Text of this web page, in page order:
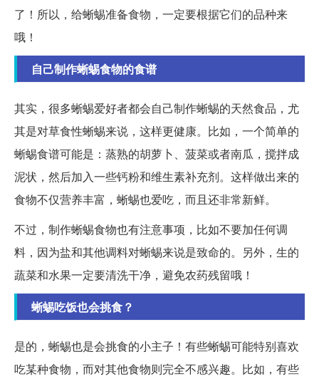
了！所以，给蜥蜴准备食物，一定要根据它们的品种来
哦！
自己制作蜥蜴食物的食谱
其实，很多蜥蜴爱好者都会自己制作蜥蜴的天然食品，尤
其是对草食性蜥蜴来说，这样更健康。比如，一个简单的
蜥蜴食谱可能是：蒸熟的胡萝卜、菠菜或者南瓜，搅拌成
泥状，然后加入一些钙粉和维生素补充剂。这样做出来的
食物不仅营养丰富，蜥蜴也爱吃，而且还非常新鲜。
不过，制作蜥蜴食物也有注意事项，比如不要加任何调
料，因为盐和其他调料对蜥蜴来说是致命的。另外，生的
蔬菜和水果一定要清洗干净，避免农药残留哦！
蜥蜴吃饭也会挑食？
是的，蜥蜴也是会挑食的小主子！有些蜥蜴可能特别喜欢
吃某种食物，而对其他食物则完全不感兴趣。比如，有些